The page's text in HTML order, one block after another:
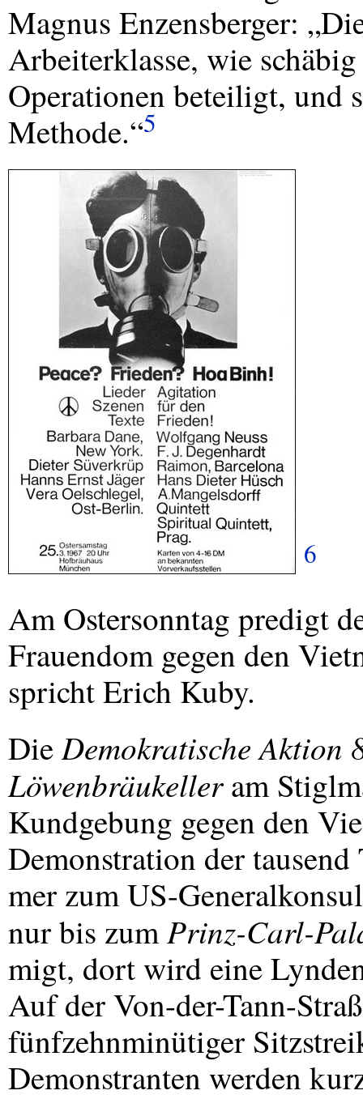
Magnus Enzensberger:
Arbeiterklasse, wie
Operationen beteiligt, und
Methode.“5
6
Am Ostersonntag predigt
Frauendom gegen den
spricht Erich Kuby.
DieDemokratische Aktion
Löwenbräukelleram
Kundgebung gegen den
Demonstration der tausend
mer zum US-
nur bis zumPrinz-Carl-
migt, dort wird eine
Auf der Von-der-Tann-
fünfzehnminütiger
Demonstranten werden